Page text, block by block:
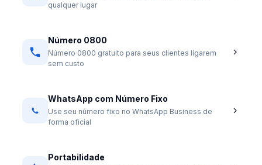
qualquer lugar
Número 0800
Número 0800 gratuito para seus clientes ligarem
sem custo
WhatsApp com Número Fixo
Use seu número fixo no WhatsApp Business de
forma oficial
Portabilidade